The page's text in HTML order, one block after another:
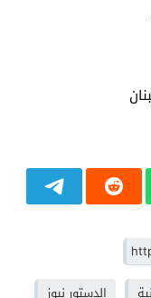
الدستور نيوز